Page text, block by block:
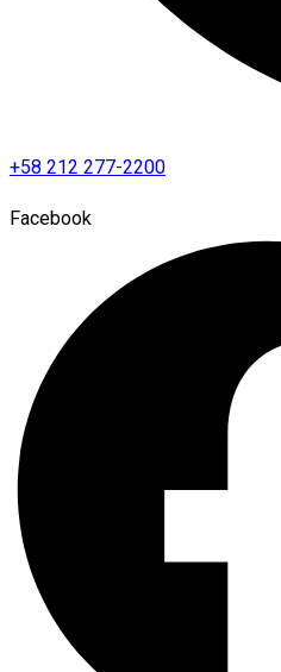
+58 212 277-2200
Facebook